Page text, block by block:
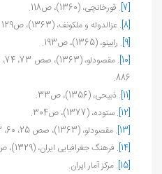
[7] . قورخانچی، (1360)، ص118.
[8] . عزالدوله و ملکونف، (1363)، ص129
[9] . رابینو، (1365)، ص193.
[10]
886.
[11] . ذبیحی، (1356)، ص33.
[12]
. ستوده، (1377)، ص304.
[13]
. مقصودلو، (1363)، صص 25، 60، 523، 562، 650، 686، 789، 859.
[14]
. فرهنگ جغرافیایی ایران، (1329)، ص 32.
[15]
. مرکز آمار ایران.